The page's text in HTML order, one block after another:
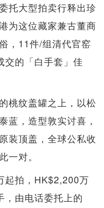
托大型拍卖行释出珍
为这位藏家兼古董商
，11件/组清代官窑
交的「白手套」佳
桃纹盖罐之上，以松
蓝，造型敦实讨喜，
装顶盖，全球公私收
一对。
起拍，HK$2,200万
由电话委托上的